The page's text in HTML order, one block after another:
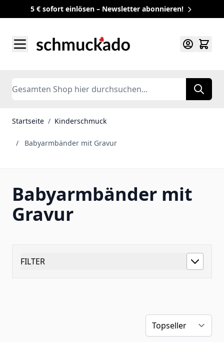
5 € sofort einlösen – Newsletter abonnieren!
Search
Startseite / Kinderschmuck
/ Babyarmbänder mit Gravur
Babyarmbänder mit
Gravur
FILTER